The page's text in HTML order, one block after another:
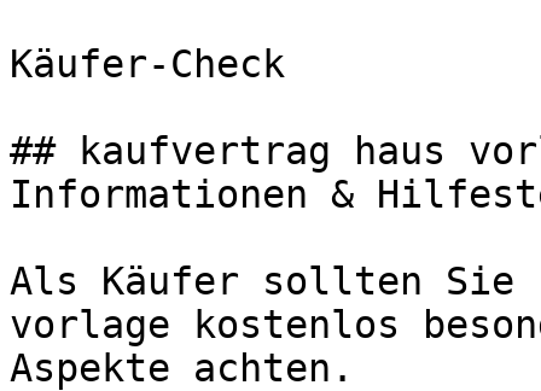
Käufer-Check
## kaufvertrag haus
Informationen &
Als Käufer sollten Sie
vorlage kostenlos
Aspekte achten.